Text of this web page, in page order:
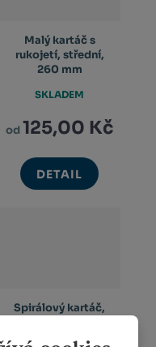
Malý kartáč s
rukojetí, střední,
260 mm
od 125,00 Kč
DETAIL
SKLADEM
Spirálový kartáč,